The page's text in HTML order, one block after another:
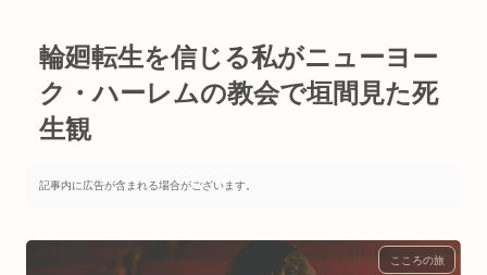
輪廻転生を信じる私がニューヨー
ク・ハーレムの教会で垣間見た死
生観
記事内に広告が含まれる場合がございます。
こころの旅